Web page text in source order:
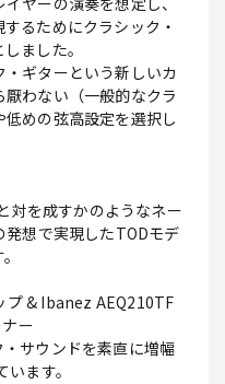
るためにクラシック・
ました。
ギターという新しいカ
わない（一般的なクラ
めの弦高設定を選択し
対を成すかのようなネー
想で実現したTODモデ
& Ibanez AEQ210TF
ー
サウンドを素直に増幅
ます。